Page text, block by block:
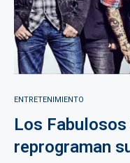
ENTRETENIMIENTO
Los
reprograman